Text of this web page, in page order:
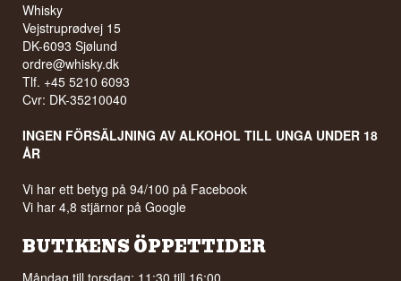
Whisky
Vejstruprødvej 15
DK-6093 Sjølund
ordre@whisky.dk
Tlf. +45 5210 6093
Cvr: DK-35210040
INGEN FÖRSÄLJNING AV ALKOHOL TILL UNGA UNDER 18
ÅR
Vi har ett betyg på 94/100 på Facebook
Vi har 4,8 stjärnor på Google
BUTIKENS ÖPPETTIDER